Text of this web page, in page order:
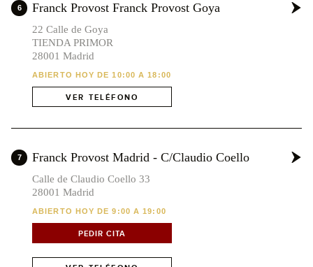
6 Franck Provost Franck Provost Goya
22 Calle de Goya
TIENDA PRIMOR
28001 Madrid
ABIERTO HOY DE 10:00 A 18:00
VER TELÉFONO
7 Franck Provost Madrid - C/Claudio Coello
Calle de Claudio Coello 33
28001 Madrid
ABIERTO HOY DE 9:00 A 19:00
PEDIR CITA